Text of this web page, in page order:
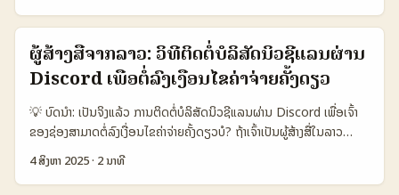
moderation. ...
Option B Option C 👥 Monthly Active 120.000 800.000
60.000 📈 Conversion 9% 6% 14% 💰 Avg fee per
placement (USD) 80 30 120 📊 Estimated CAC 12 USD 6
USD 20 USD 🛡️ Risk / Compliance Medium High Medium
ຂໍ້ມູນເບື້ອງຕົ້ນບອກໄດ້ວ່າແນວທາງທີ່ເລືອກຈະກໍ່ແຕກຕ່າງ: creators ທ້ອງຖິ່ນ
ໃນປານາມາມີค่าใช้ຈ່າຍຕໍ່ຄຳສັ່ງສູງກ່ອນແຕ່ມີ conversion ທີ່ສົມດຸງ, ສາມາດ
ເຮັດໃຫ້ landing page ປົກກະຕິມີຜົນ. Agency remote (ຢ່າງ
Philippines/Balkans) ມີຜູ້ໃຫ້ບໍລິການຫຼາຍແຕ່ເສຍຄວາມສະດວກແລະມີ
ຄວາມສຽງດ້ານຈຸລະນະເຊິ່ງຂ້ອຍຄວາມເຫັນຈາກເອກະສານອ້າງອີກແບບກ່ອນ. ...
ຂໍ້ມູນອ້າງອີງ, Discord ມີຜູ້ໃຊ້ລາຍເດືອນກວ່າ 200 ລ້ານແລະຖືກນຳໃຊ້ໂດຍ
ຄຸນສົມບັດຂອງຄຸ້ນຊີຟລະຊັນຢ່າງ Gen Z ເປັນຫຼາຍ (ແທກ Born Social,
2024 ໃນແອງ). ສຳລັບແຖວລາວແລະຍ້ອນທີ່ທ່ານກຳລັງຄົ້ນຫາ creators ຈາກ
ປາກິສຖານເພື່ອປະໂຫຍດ skincare, ບົດນີ້ຈະເຮັດໃຫ້ທ່ານມີແຜນງານຕົນເອງ:
ຈາກການຄົ້ນຫາທີ່ມີປະສິດທິພາບ — ການຕິດຕໍ່ທີ່ດີ — ການສ້າງແນວທຸລະກຳທີ່
ວັດຜົນໄດ້ຈິງ. ນີ້ມີເຄື່ອງມື, templates, ແລະໄຮ່ທີ່ເຫັນໄດ້ຈິງເພື່ອເລີ່ມຕົ້ນ. 📊
ການພັດທະນາຂໍ້ມູນ (Data Snapshot) 🧾 🧩 Metric Option A
Option B Option C 👥 Monthly Active 1.200.000 800.000
ຜູ້ສ້າງສື່ຈາກລາວ: ວິທີຕິດຕໍ່ບໍລິສັດນິວຊີແລນຜ່ານ
Discord ເພື່ອຕໍ່ລົງເງື່ອນໄຂຄ່າຈ່າຍຄັ້ງດຽວ
💡 ບົດນຳ: ເປັນຈິງແລ້ວ ການຕິດຕໍ່ບໍລິສັດນິວຊີແລນຜ່ານ Discord ເພື່ອເຈົ້າ
ຂອງຊ່ອງສາມາດຕໍ່ລົງເງື່ອນໄຂຄ່າຈ່າຍຄັ້ງດຽວບໍ? ຖ້າເຈົ້າເປັນຜູ້ສ້າງສື່ໃນລາວ
ບົດຄວາມນີ້ຈະເປັນເຄື່ອງມືທີ່ຊ່ວຍເຈົ້າໃນການເຂົ້າໃຈວິທີຕິດຕໍ່ບໍລິສັດຂອງນິວຊີ
ແລນຜ່ານ Discord ແລະຈັດການເລື່ອງການຕໍ່ລົງເງື່ອນໄຂ flat-fee ຢ່າງມີ
ປະສິດທິພາບ. Discord ແມ່ນແພລດແຟມທີ່ກຳລັງເປັນທີ່ນິຍົມສູງສ່ວນຫຼາຍ
4 ສິງຫາ 2025· 2 ນາທີ